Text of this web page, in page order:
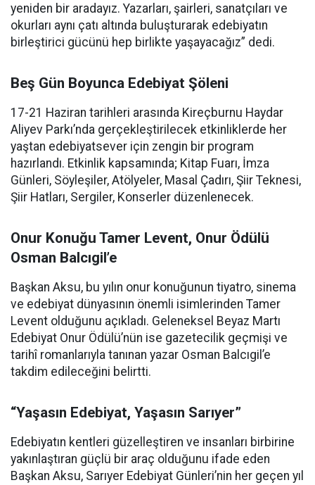
yeniden bir aradayız. Yazarları, şairleri, sanatçıları ve
okurları aynı çatı altında buluşturarak edebiyatın
birleştirici gücünü hep birlikte yaşayacağız” dedi.
Beş Gün Boyunca Edebiyat Şöleni
17-21 Haziran tarihleri arasında Kireçburnu Haydar
Aliyev Parkı’nda gerçekleştirilecek etkinliklerde her
yaştan edebiyatsever için zengin bir program
hazırlandı. Etkinlik kapsamında; Kitap Fuarı, İmza
Günleri, Söyleşiler, Atölyeler, Masal Çadırı, Şiir Teknesi,
Şiir Hatları, Sergiler, Konserler düzenlenecek.
Onur Konuğu Tamer Levent, Onur Ödülü
Osman Balcıgil’e
Başkan Aksu, bu yılın onur konuğunun tiyatro, sinema
ve edebiyat dünyasının önemli isimlerinden Tamer
Levent olduğunu açıkladı. Geleneksel Beyaz Martı
Edebiyat Onur Ödülü’nün ise gazetecilik geçmişi ve
tarihî romanlarıyla tanınan yazar Osman Balcıgil’e
takdim edileceğini belirtti.
“Yaşasın Edebiyat, Yaşasın Sarıyer”
Edebiyatın kentleri güzelleştiren ve insanları birbirine
yakınlaştıran güçlü bir araç olduğunu ifade eden
Başkan Aksu, Sarıyer Edebiyat Günleri’nin her geçen yıl